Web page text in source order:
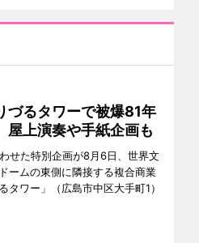
づるタワーで被爆81年
上演奏や手紙企画も
せた特別企画が8月6日、世界文
ームの東側に隣接する複合商業
タワー」（広島市中区大手町1）